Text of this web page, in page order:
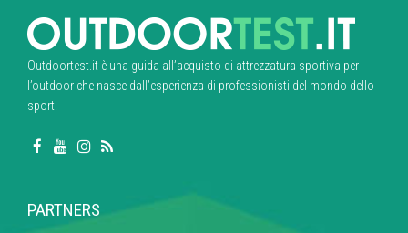
Outdoortest.it è una guida all’acquisto di attrezzatura sportiva per
l’outdoor che nasce dall’esperienza di professionisti del mondo dello
sport.
PARTNERS